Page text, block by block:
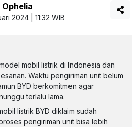
2024 | 11:32 WIB
mobil listrik di Indonesia dan
Waktu pengiriman unit belum
BYD berkomitmen agar
terlalu lama.
listrik BYD diklaim sudah
pengiriman unit bisa lebih